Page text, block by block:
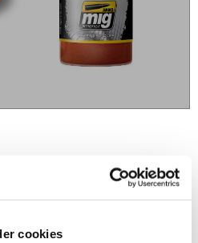
cookies
Lägg till i favoriter